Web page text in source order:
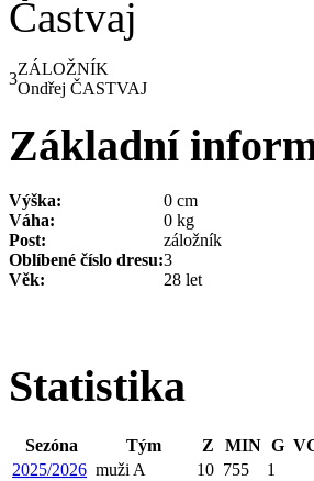
3
ZÁLOŽNÍK
Ondřej ČASTVAJ
Základní
Výška:
0 cm
Váha:
0 kg
Post:
záložník
Oblíbené číslo dresu:3
Věk:
28 let
Statistika
Sezóna Tým Z MIN G
2025/2026 muži A 10 755 1